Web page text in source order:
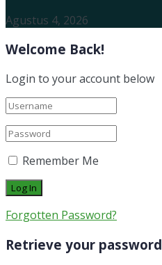
Agustus 4, 2026
Welcome Back!
Login to your account below
Remember Me
Forgotten Password?
Retrieve your password